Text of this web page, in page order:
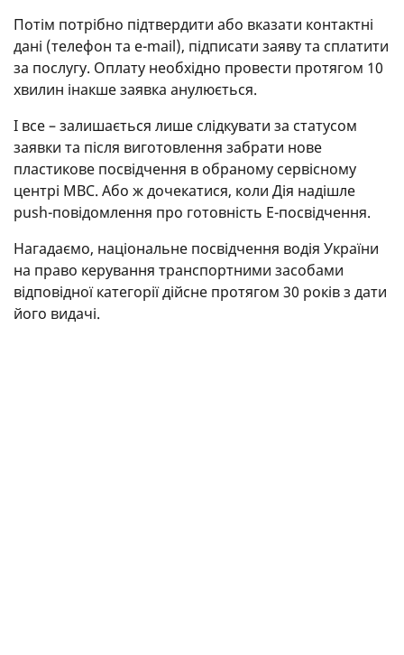
Потім потрібно підтвердити або вказати контактні
дані (телефон та e-mail), підписати заяву та сплатити
за послугу. Оплату необхідно провести протягом 10
хвилин інакше заявка анулюється.
І все – залишається лише слідкувати за статусом
заявки та після виготовлення забрати нове
пластикове посвідчення в обраному сервісному
центрі МВС. Або ж дочекатися, коли Дія надішле
push-повідомлення про готовність Е-посвідчення.
Нагадаємо, національне посвідчення водія України
на право керування транспортними засобами
відповідної категорії дійсне протягом 30 років з дати
його видачі.